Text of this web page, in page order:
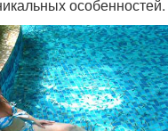
особенностей.